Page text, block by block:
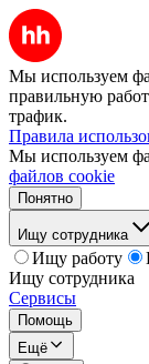
Мы используем
правильную
трафик.
Правила
Мы используем
файлов cookie
Понятно
Ищу сотрудника
Ищу работу
Ищу сотрудника
Сервисы
Помощь
Ещё